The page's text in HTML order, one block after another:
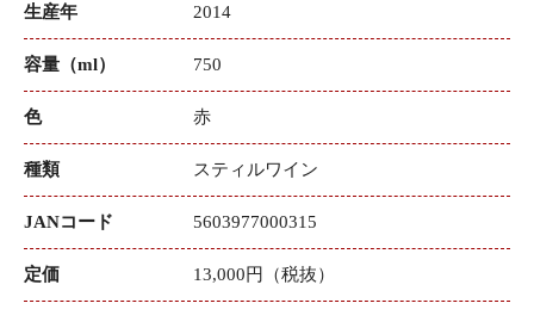
生産年 2014
容量（ml） 750
色 赤
種類 スティルワイン
JANコード 5603977000315
定価 13,000円（税抜）